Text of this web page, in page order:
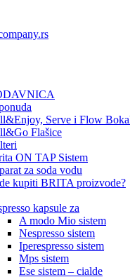
Serve i Flow
Flašice
ON TAP Sistem
za soda vodu
kupiti BRITA proizvode?
kapsule za
A modo Mio sistem
Nespresso sistem
Iperespresso sistem
Mps sistem
Ese sistem – cialde